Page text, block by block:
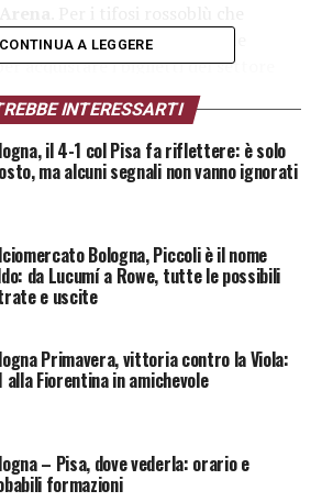
sugli spalti, ecco tutte le
acquistare i biglietti del settore
ospiti: prezzi e dove
ufficialmente che sono
per ilSettore Ospiti, che può
tifosidel Bologna. Il prezzo del
l’acquisto può avvenire in due modi:
vendita Vivaticketsul territorio
cosa sapere
CONTINUA A LEGGERE
INTERESSARTI
il 4-1 col Pisa fa riflettere: è solo
ma alcuni segnali non vanno ignorati
Bologna, Piccoli è il nome
da Lucumí a Rowe, tutte le possibili
e uscite
Primavera, vittoria contro la Viola:
alla Fiorentina in amichevole
– Pisa, dove vederla: orario e
formazioni